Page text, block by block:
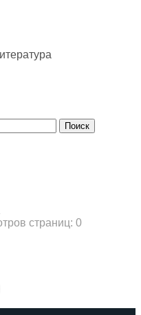
Поиск
страниц: 0